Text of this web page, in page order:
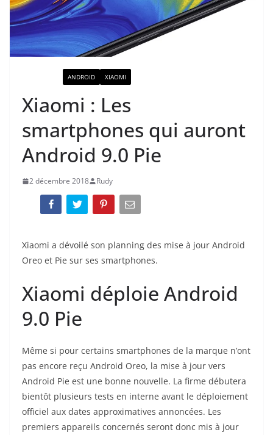
ANDROID XIAOMI
Xiaomi : Les
smartphones qui auront
Android 9.0 Pie
2 décembre 2018 Rudy
Xiaomi a dévoilé son planning des mise à jour Android
Oreo et Pie sur ses smartphones.
Xiaomi déploie Android
9.0 Pie
Même si pour certains smartphones de la marque n’ont
pas encore reçu Android Oreo, la mise à jour vers
Android Pie est une bonne nouvelle. La firme débutera
bientôt plusieurs tests en interne avant le déploiement
officiel aux dates approximatives annoncées. Les
premiers appareils concernés seront donc mis à jour